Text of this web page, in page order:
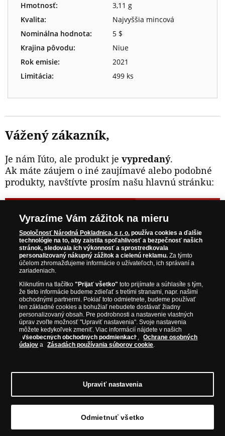
Hmotnosť:
3,11 g
Kvalita:
Najvyššia mincová
Nominálna hodnota:
5 $
Krajina pôvodu:
Niue
Rok emisie:
2021
Limitácia:
499 ks
Vážený zákazník,
Je nám ľúto, ale produkt je vypredaný.
Ak máte záujem o iné zaujímavé alebo podobné
produkty, navštívte prosím našu hlavnú stránku:
WWW.NARODNAPOKLADNICA.SK
Prosím informujte ma, akonáhle bude produkt opäť
skladom.
NAŠE ZÁRUKY
Bezpečný nákup
Certifikát SSL
Garancia najvyššej kvality
Vyrazíme Vám zážitok na mieru
Spoločnosť Národná Pokladnica, s r. o. používa cookies a ďalšie
technológie na to, aby zaistila spoľahlivosť a bezpečnosť našich
stránok, sledovala ich výkonnosť a sprostredkovala
personalizovaný nákupný zážitok a cielenú reklamu. Za týmto
účelom zhromažďujeme informácie o užívateľoch, ich správaní a
zariadeniach.
Kliknutím na tlačítko"Prijať všetko" toto prijímate a súhlasíte s tým,
že tieto informácie budeme zdieľať s tretími stranami, napr. našimi
obchodnými partnermi. Pokiaľ toto odmietnete, budeme používať
len základné cookies a bohužiaľ nebudete dostávať žiadny
personalizovaný obsah. Pre podrobnosti a nastavenie vlastných
úprav zvoľte možnosť "Upraviť nastavenia". Svoje nastavenia
môžete kedykoľvek zmeniť. Viac informácií nájdete v našich
Všeobecných obchodných podmienkach ,
Ochrane osobných
údajov a Zásadách používania súborov cookie.
Upraviť nastavenia
Odmietnuť všetko